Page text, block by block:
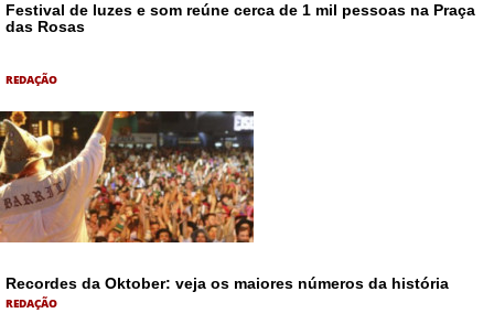
Festival de luzes e som reúne cerca de 1 mil pessoas na Praça
das Rosas
REDAÇÃO
Recordes da Oktober: veja os maiores números da história
REDAÇÃO